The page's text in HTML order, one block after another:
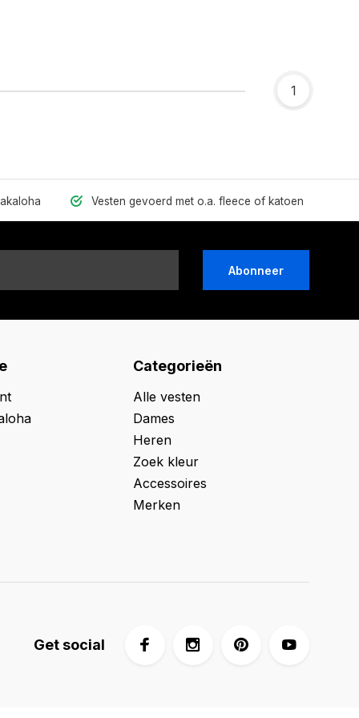
1
Vesten gevoerd met o.a. fleece of katoen
Abonneer
Categorieën
Alle vesten
Dames
Heren
Zoek kleur
Accessoires
Merken
Get social